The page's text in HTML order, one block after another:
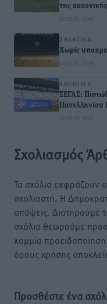
της
08.08.26 · 12:40
ΑΘΛΗΤΙΚΆ
Χωρίς
08.08.26 · 12:00
ΑΘΛΗΤΙΚΆ
ΣΕΓΑΣ:
Πανελληνίου
08.08.26 · 10:51
Σχολιασμός
Τα σχόλια εκφράζουν
σχολιαστή. Η
απόψεις. Διατηρούμε
σχόλια θεωρούμε
καμμία
όρους χρήσης
Προσθέστε ένα